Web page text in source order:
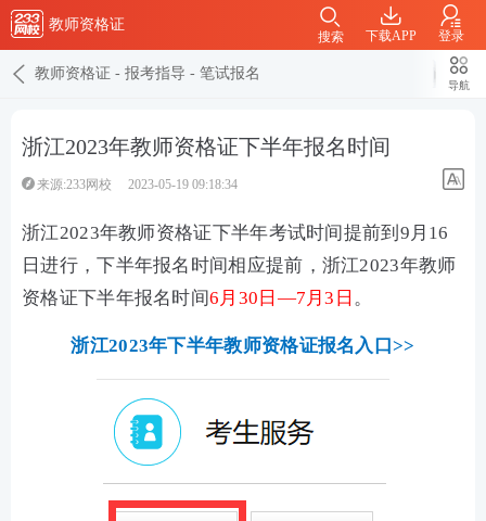
教师资格证
下载APP 登录
搜索
教师资格证 - 报考指导 - 笔试报名
导航
浙江2023年教师资格证下半年报名时间
来源:233网校 2023-05-19 09:18:34
浙江2023年教师资格证下半年考试时间提前到9月16
日进行，下半年报名时间相应提前，浙江2023年教师
资格证下半年报名时间6月30日—7月3日 。
浙江2023年下半年教师资格证报名入口>>